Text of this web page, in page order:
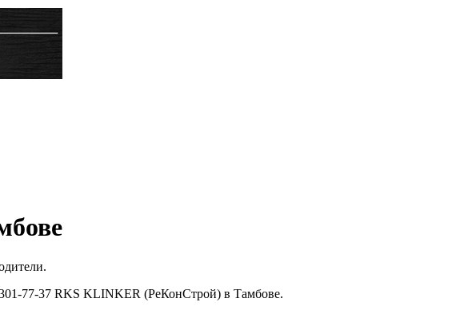
77-37 RKS KLINKER (РеКонСтрой) в Тамбове.